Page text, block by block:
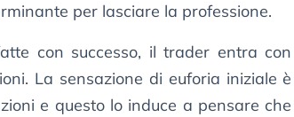
per lasciare la professione.
con successo, il trader entra con
La sensazione di euforia iniziale è
e questo lo induce a pensare che